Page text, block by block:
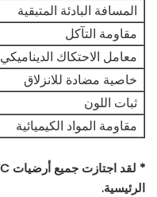
المسافة البادئة المتبقية
مقاومة التآكل
معامل الاحتكاك الديناميكي
خاصية مضادة للانزلاق
ثبات اللون
مقاومة المواد الكيميائية
الرئيسية.